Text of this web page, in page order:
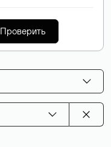
Проверить